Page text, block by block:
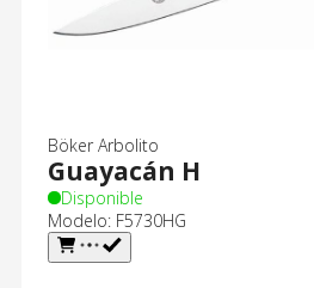
Böker Arbolito
Guayacán H
Disponible
Modelo: F5730HG